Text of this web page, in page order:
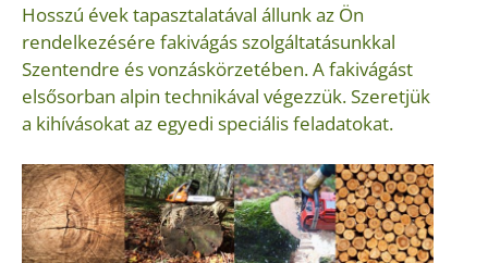
Hosszú évek tapasztalatával állunk az Ön
rendelkezésére fakivágás szolgáltatásunkkal
Szentendre és vonzáskörzetében. A fakivágást
elsősorban alpin technikával végezzük. Szeretjük
a kihívásokat az egyedi speciális feladatokat.